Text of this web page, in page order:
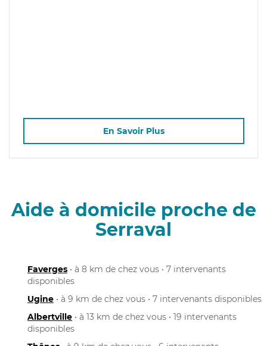
En Savoir Plus
Aide à domicile proche de
Serraval
Faverges • à 8 km de chez vous • 7 intervenants
disponibles
Ugine • à 9 km de chez vous • 7 intervenants disponibles
Albertville • à 13 km de chez vous • 19 intervenants
disponibles